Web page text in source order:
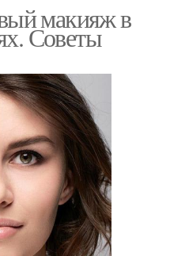
макияж в
Советы